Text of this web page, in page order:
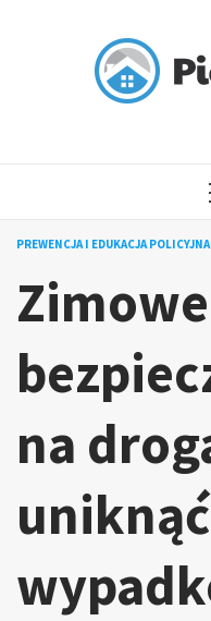
PREWENCJA I EDUKACJA POLICYJNA
Zimowe
na
uniknąć